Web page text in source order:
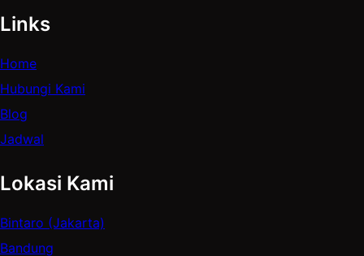
Links
Home
Hubungi Kami
Blog
Jadwal
Lokasi Kami
Bintaro (Jakarta)
Bandung